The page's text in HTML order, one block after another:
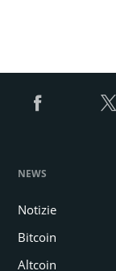
NEWS
Notizie
Bitcoin
Altcoin